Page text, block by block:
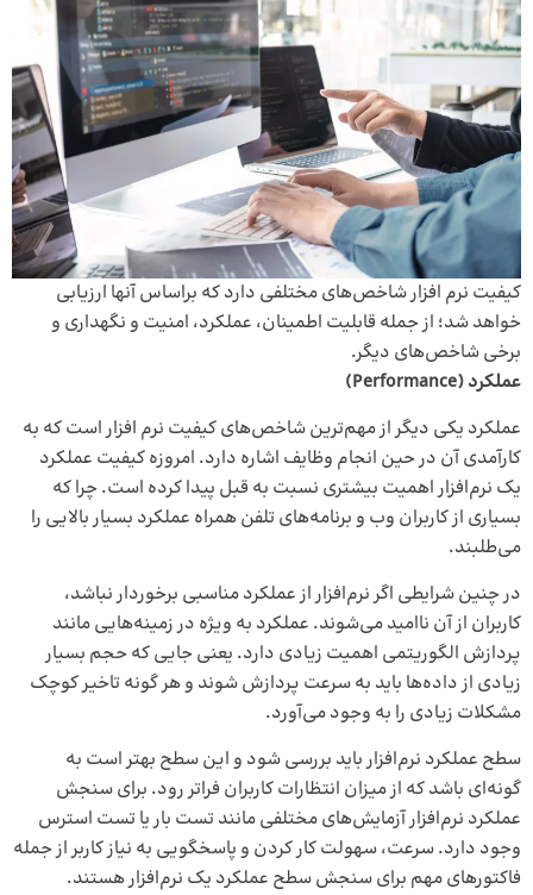
کیفیت نرم افزار شاخص‌های مختلفی دارد که براساس آنها ارزیابی
خواهد شد؛ از جمله قابلیت اطمینان، عملکرد، امنیت و نگهداری و
برخی شاخص‌های دیگر.
عملکرد (Performance)
عملکرد یکی دیگر از مهم‌ترین شاخص‌های کیفیت نرم‌ افزار است که به
کارآمدی آن در حین انجام وظایف اشاره دارد. امروزه کیفیت عملکرد
یک نرم‌افزار اهمیت بیشتری نسبت به قبل پیدا کرده است. چرا که
بسیاری از کاربران وب و برنامه‌های تلفن همراه عملکرد بسیار بالایی را
می‌طلبند.
در چنین شرایطی اگر نرم‌افزار از عملکرد مناسبی برخوردار نباشد،
کاربران از آن ناامید می‌شوند. عملکرد به ویژه در زمینه‌هایی مانند
پردازش الگوریتمی اهمیت زیادی دارد. یعنی جایی که حجم بسیار
زیادی از داده‌ها باید به سرعت پردازش شوند و هر گونه تاخیر کوچک
مشکلات زیادی را به وجود می‌آورد.
سطح عملکرد نرم‌افزار باید بررسی شود و این سطح بهتر است به
گونه‌ای باشد که از میزان انتظارات کاربران فراتر رود. برای سنجش
عملکرد نرم‌افزار آزمایش‌های مختلفی مانند تست بار یا تست استرس
وجود دارد. سرعت، سهولت کار کردن و پاسخگویی به نیاز کاربر از جمله
فاکتورهای مهم برای سنجش سطح عملکرد یک نرم‌افزار هستند.